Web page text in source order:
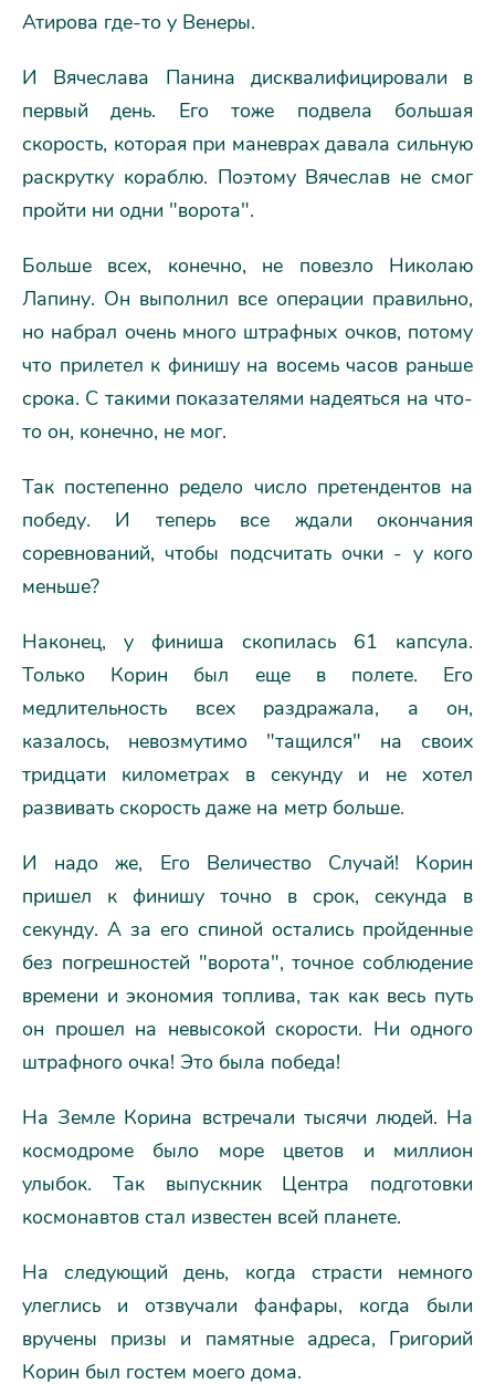
Атирова где-то у Венеры.
И Вячеслава Панина дисквалифицировали в
первый день. Его тоже подвела большая
скорость, которая при маневрах давала сильную
раскрутку кораблю. Поэтому Вячеслав не смог
пройти ни одни "ворота".
Больше всех, конечно, не повезло Николаю
Лапину. Он выполнил все операции правильно,
но набрал очень много штрафных очков, потому
что прилетел к финишу на восемь часов раньше
срока. С такими показателями надеяться на что-
то он, конечно, не мог.
Так постепенно редело число претендентов на
победу. И теперь все ждали окончания
соревнований, чтобы подсчитать очки - у кого
меньше?
Наконец, у финиша скопилась 61 капсула.
Только Корин был еще в полете. Его
медлительность всех раздражала, а он,
казалось, невозмутимо "тащился" на своих
тридцати километрах в секунду и не хотел
развивать скорость даже на метр больше.
И надо же, Его Величество Случай! Корин
пришел к финишу точно в срок, секунда в
секунду. А за его спиной остались пройденные
без погрешностей "ворота", точное соблюдение
времени и экономия топлива, так как весь путь
он прошел на невысокой скорости. Ни одного
штрафного очка! Это была победа!
На Земле Корина встречали тысячи людей. На
космодроме было море цветов и миллион
улыбок. Так выпускник Центра подготовки
космонавтов стал известен всей планете.
На следующий день, когда страсти немного
улеглись и отзвучали фанфары, когда были
вручены призы и памятные адреса, Григорий
Корин был гостем моего дома.